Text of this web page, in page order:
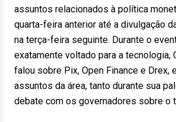
assuntos relacionados à política
quarta-feira anterior até a divulgação
na terça-feira seguinte. Durante o
exatamente voltado para a tecnologia,
falou sobre Pix, Open Finance e Drex,
assuntos da área, tanto durante sua
debate com os governadores sobre o